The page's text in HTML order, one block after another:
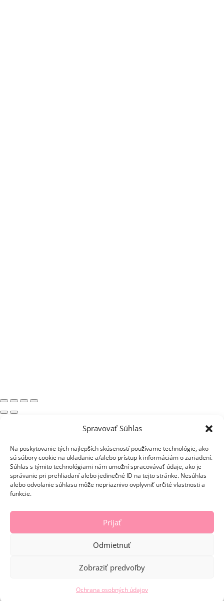
Spravovať Súhlas
Na poskytovanie tých najlepších skúseností používame technológie, ako
sú súbory cookie na ukladanie a/alebo prístup k informáciám o zariadení.
Súhlas s týmito technológiami nám umožní spracovávať údaje, ako je
správanie pri prehliadaní alebo jedinečné ID na tejto stránke. Nesúhlas
alebo odvolanie súhlasu môže nepriaznivo ovplyvniť určité vlastnosti a
funkcie.
Prijať
Odmietnuť
Zobraziť predvoľby
Ochrana osobných údajov
Košík je prázdny.
Naplňte košík našimi úžasnými produktami.
Nakupovaťbdfg
Zadať kupón
Medzisúčet
Celkovo 0,00€
0,00€
Aplikovať
Calculate